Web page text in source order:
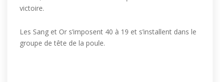
victoire.
Les Sang et Or s’imposent 40 à 19 et s’installent dans le
groupe de tête de la poule.